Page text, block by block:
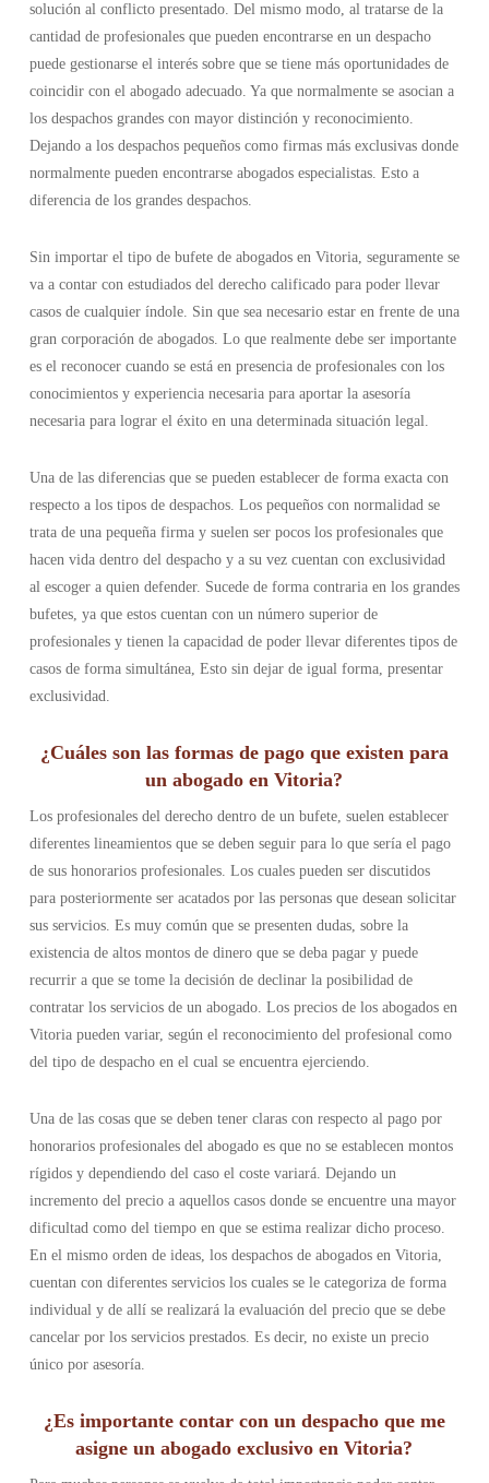
solución al conflicto presentado. Del mismo modo, al tratarse de la
cantidad de profesionales que pueden encontrarse en un despacho
puede gestionarse el interés sobre que se tiene más oportunidades de
coincidir con el abogado adecuado. Ya que normalmente se asocian a
los despachos grandes con mayor distinción y reconocimiento.
Dejando a los despachos pequeños como firmas más exclusivas donde
normalmente pueden encontrarse abogados especialistas. Esto a
diferencia de los grandes despachos.
Sin importar el tipo de bufete de abogados en Vitoria, seguramente se
va a contar con estudiados del derecho calificado para poder llevar
casos de cualquier índole. Sin que sea necesario estar en frente de una
gran corporación de abogados. Lo que realmente debe ser importante
es el reconocer cuando se está en presencia de profesionales con los
conocimientos y experiencia necesaria para aportar la asesoría
necesaria para lograr el éxito en una determinada situación legal.
Una de las diferencias que se pueden establecer de forma exacta con
respecto a los tipos de despachos. Los pequeños con normalidad se
trata de una pequeña firma y suelen ser pocos los profesionales que
hacen vida dentro del despacho y a su vez cuentan con exclusividad
al escoger a quien defender. Sucede de forma contraria en los grandes
bufetes, ya que estos cuentan con un número superior de
profesionales y tienen la capacidad de poder llevar diferentes tipos de
casos de forma simultánea, Esto sin dejar de igual forma, presentar
exclusividad.
¿Cuáles son las formas de pago que existen para
un abogado en Vitoria?
Los profesionales del derecho dentro de un bufete, suelen establecer
diferentes lineamientos que se deben seguir para lo que sería el pago
de sus honorarios profesionales. Los cuales pueden ser discutidos
para posteriormente ser acatados por las personas que desean solicitar
sus servicios. Es muy común que se presenten dudas, sobre la
existencia de altos montos de dinero que se deba pagar y puede
recurrir a que se tome la decisión de declinar la posibilidad de
contratar los servicios de un abogado. Los precios de los abogados en
Vitoria pueden variar, según el reconocimiento del profesional como
del tipo de despacho en el cual se encuentra ejerciendo.
Una de las cosas que se deben tener claras con respecto al pago por
honorarios profesionales del abogado es que no se establecen montos
rígidos y dependiendo del caso el coste variará. Dejando un
incremento del precio a aquellos casos donde se encuentre una mayor
dificultad como del tiempo en que se estima realizar dicho proceso.
En el mismo orden de ideas, los despachos de abogados en Vitoria,
cuentan con diferentes servicios los cuales se le categoriza de forma
individual y de allí se realizará la evaluación del precio que se debe
cancelar por los servicios prestados. Es decir, no existe un precio
único por asesoría.
¿Es importante contar con un despacho que me
asigne un abogado exclusivo en Vitoria?